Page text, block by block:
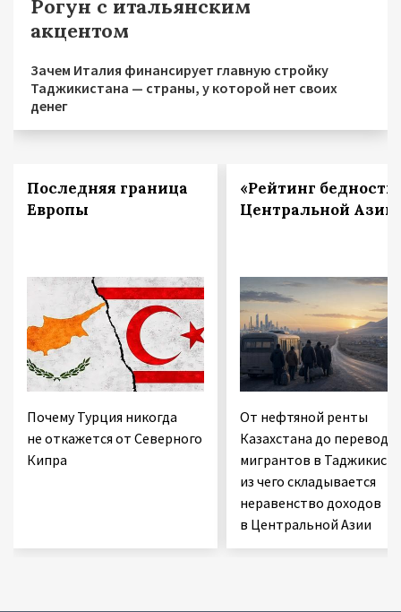
Рогун с итальянским
акцентом
Зачем Италия финансирует главную стройку
Таджикистана — страны, у которой нет своих
денег
Последняя граница
Европы
Почему Турция никогда
не откажется от Северного
Кипра
«Рейтинг
Центральной Азии
От нефтяной ренты
Казахстана до
мигрантов в
из чего складывается
неравенство доходов
в Центральной Азии